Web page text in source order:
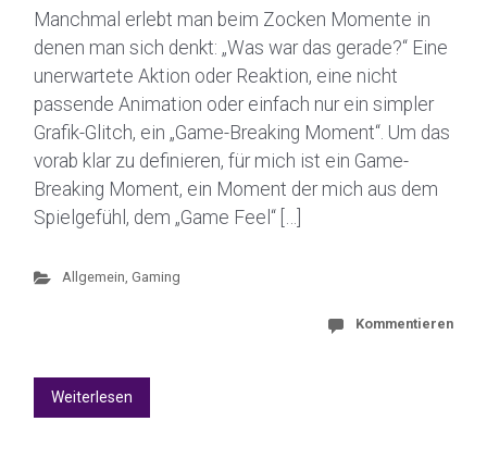
Manchmal erlebt man beim Zocken Momente in
denen man sich denkt: „Was war das gerade?“ Eine
unerwartete Aktion oder Reaktion, eine nicht
passende Animation oder einfach nur ein simpler
Grafik-Glitch, ein „Game-Breaking Moment“. Um das
vorab klar zu definieren, für mich ist ein Game-
Breaking Moment, ein Moment der mich aus dem
Spielgefühl, dem „Game Feel“ […]
Allgemein, Gaming
Kommentieren
Weiterlesen